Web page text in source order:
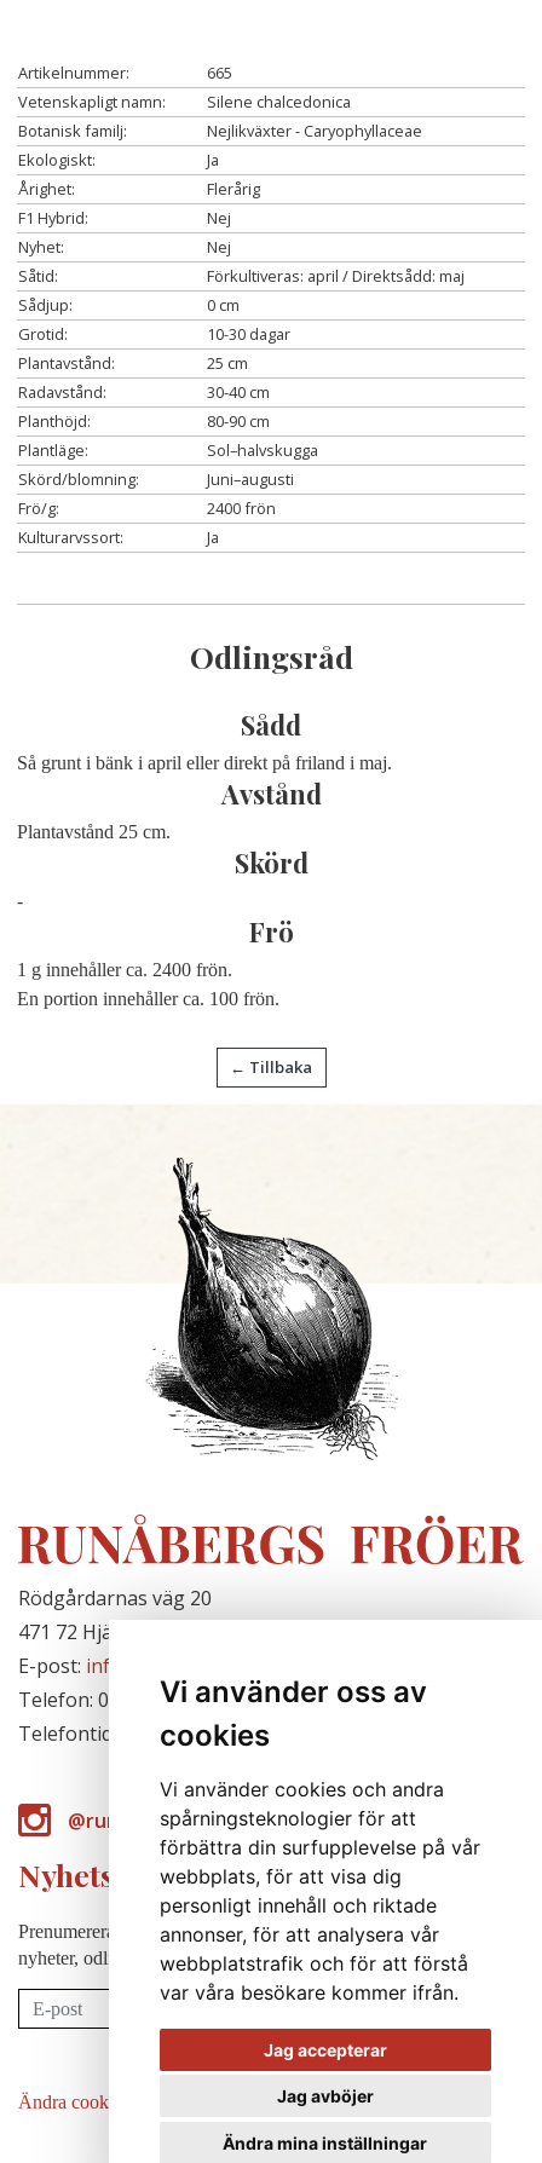
Vi använder oss av
cookies
Vi använder cookies och andra
spårningsteknologier för att
förbättra din surfupplevelse på vår
webbplats, för att visa dig
personligt innehåll och riktade
annonser, för att analysera vår
webbplatstrafik och för att förstå
var våra besökare kommer ifrån.
Jag accepterar
Jag avböjer
Ändra mina inställningar
Artikelnummer:
665
Vetenskapligt namn:
Silene chalcedonica
Botanisk familj:
Nejlikväxter - Caryophyllaceae
Ekologiskt:
Ja
Årighet:
Flerårig
F1 Hybrid:
Nej
Nyhet:
Nej
Såtid:
Förkultiveras: april / Direktsådd: maj
Sådjup:
0 cm
Grotid:
10-30 dagar
Plantavstånd:
25 cm
Radavstånd:
30-40 cm
Planthöjd:
80-90 cm
Plantläge:
Sol–halvskugga
Skörd/blomning:
Juni–augusti
Frö/g:
2400 frön
Kulturarvssort:
Ja
Odlingsråd
Sådd
Så grunt i bänk i april eller direkt på friland i maj.
Avstånd
Plantavstånd 25 cm.
Skörd
-
Frö
1 g innehåller ca. 2400 frön.
En portion innehåller ca. 100 frön.
← Tillbaka
Rödgårdarnas väg 20
471 72 Hjälteby, Sverige
E-post: info@runabergsfroer.se
Telefon: 0303-777140
Telefontid: Stängt för säsongen
@runabergsfroer
Nyhetsbrev
Prenumerera på vårt nyhetsbrev för att några gånger per år få
nyheter, odlingstips m.m.
Prenumerera
Ändra cookie-inställningar